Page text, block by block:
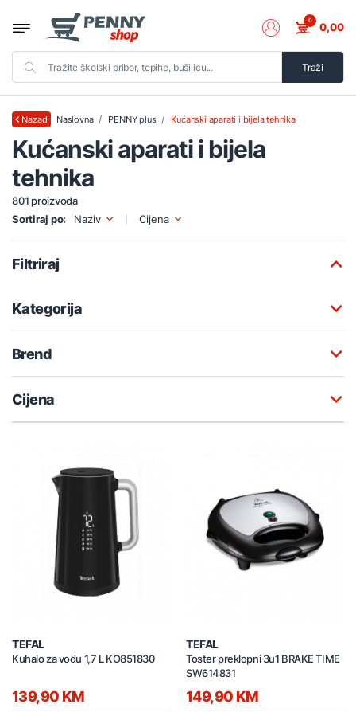
Traži
0 0,00
Nazad Naslovna PENNY plus Kućanski aparati i bijela tehnika
Kućanski aparati i bijela
tehnika
801 proizvoda
Sortiraj po:
Naziv Cijena
Filtriraj
Kategorija
Brend
Cijena
TEFAL
Kuhalo za vodu 1,7 L KO851830
139,90 KM
TEFAL
Toster preklopni 3u1 BRAKE TIME
SW614831
149,90 KM